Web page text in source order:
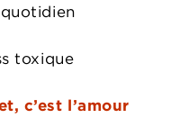
toxique
c’est l’amour